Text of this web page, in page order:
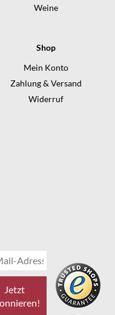
Weine
Shop
Mein Konto
Zahlung & Versand
Widerruf